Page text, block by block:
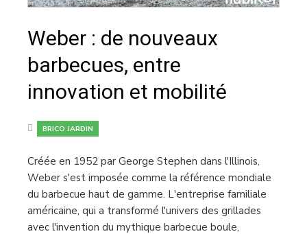
Weber : de nouveaux
barbecues, entre
innovation et mobilité
BRICO JARDIN
Créée en 1952 par George Stephen dans l'Illinois,
Weber s'est imposée comme la référence mondiale
du barbecue haut de gamme. L'entreprise familiale
américaine, qui a transformé l'univers des grillades
avec l'invention du mythique barbecue boule,